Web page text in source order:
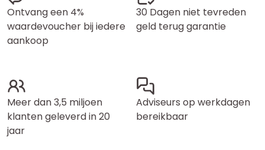
Ontvang een 4%
waardevoucher bij iedere
aankoop
30 Dagen niet tevreden
geld terug garantie
Meer dan 3,5 miljoen
klanten geleverd in 20
jaar
Adviseurs op werkdagen
bereikbaar